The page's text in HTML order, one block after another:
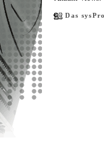
Das